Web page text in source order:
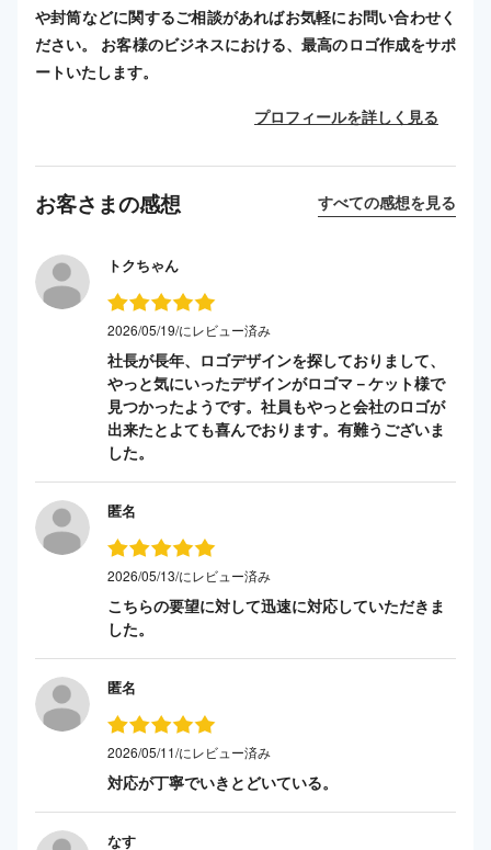
や封筒などに関するご相談があればお気軽にお問い合わせく
ださい。 お客様のビジネスにおける、最高のロゴ作成をサポ
ートいたします。
プロフィールを詳しく見る
お客さまの感想 すべての感想を見る
トクちゃん
2026/05/19/にレビュー済み
社長が長年、ロゴデザインを探しておりまして、
やっと気にいったデザインがロゴマ－ケット様で
見つかったようです。社員もやっと会社のロゴが
出来たとよても喜んでおります。有難うございま
した。
匿名
2026/05/13/にレビュー済み
こちらの要望に対して迅速に対応していただきま
した。
匿名
2026/05/11/にレビュー済み
対応が丁寧でいきとどいている。
なす